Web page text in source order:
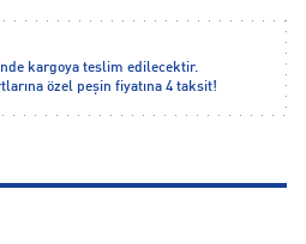
kargoya teslim edilecektir.
özel peşin fiyatına 4 taksit!